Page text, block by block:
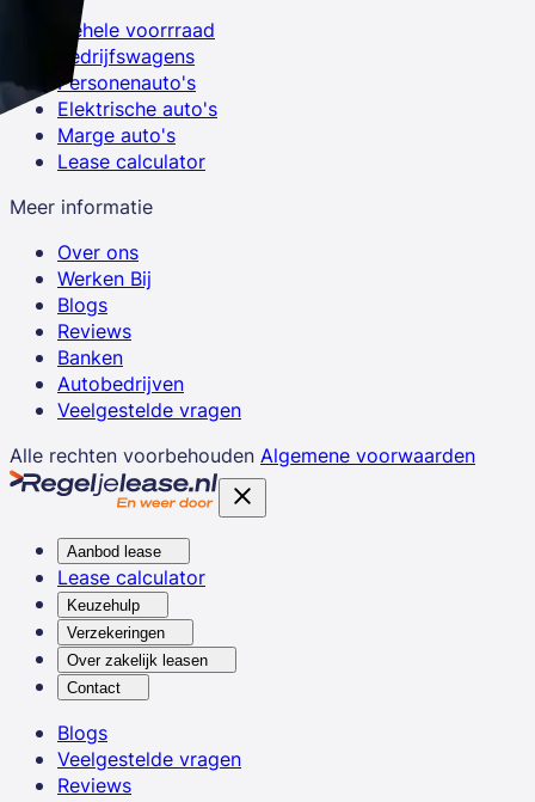
Gehele voorrraad
Bedrijfswagens
Personenauto's
Elektrische auto's
Marge auto's
Lease calculator
Meer informatie
Over ons
Werken Bij
Blogs
Reviews
Banken
Autobedrijven
Veelgestelde vragen
Alle rechten voorbehouden Algemene voorwaarden
Aanbod lease
Lease calculator
Keuzehulp
Verzekeringen
Over zakelijk leasen
Contact
Blogs
Veelgestelde vragen
Reviews